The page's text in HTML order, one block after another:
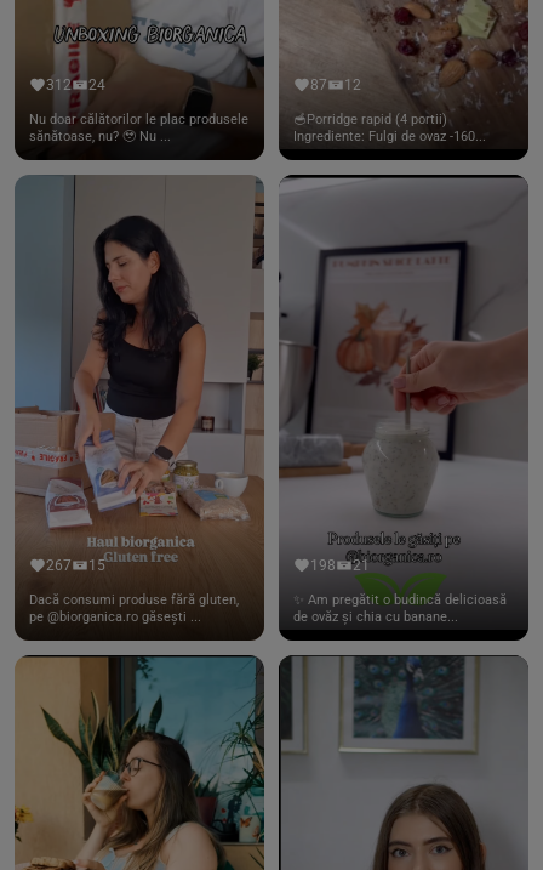
312 24
Nu doar călătorilor le plac produsele
sănătoase, nu? 🥹 Nu ...
87 12
🥣Porridge rapid (4 portii)
Ingrediente: Fulgi de ovaz -160...
267 15
Dacă consumi produse fără gluten,
pe @biorganica.ro găsești ...
198 21
✨ Am pregătit o budincă delicioasă
de ovăz și chia cu banane...